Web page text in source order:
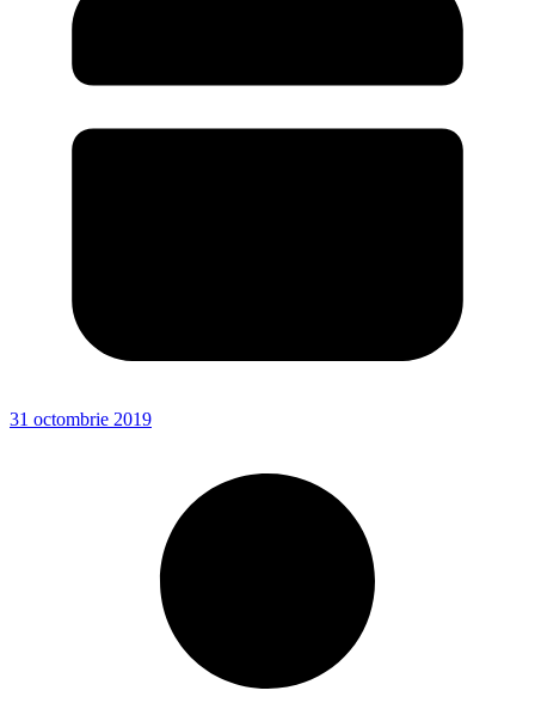
31 octombrie 2019